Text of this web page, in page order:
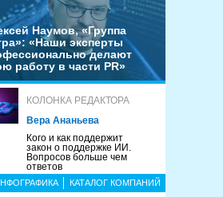
Наумов, «Группа
«Наши эксперты
делают
работу в части PR»
КОЛОНКА РЕДАКТОРА
Вера Ананьева
Кого и как поддержит
закон о поддержке ИИ.
Вопросов больше чем
ответов
КАТАЛОГ КОМПАНИЙ